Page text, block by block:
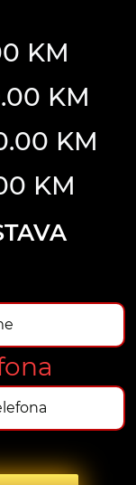
KM
KM
KM
KM